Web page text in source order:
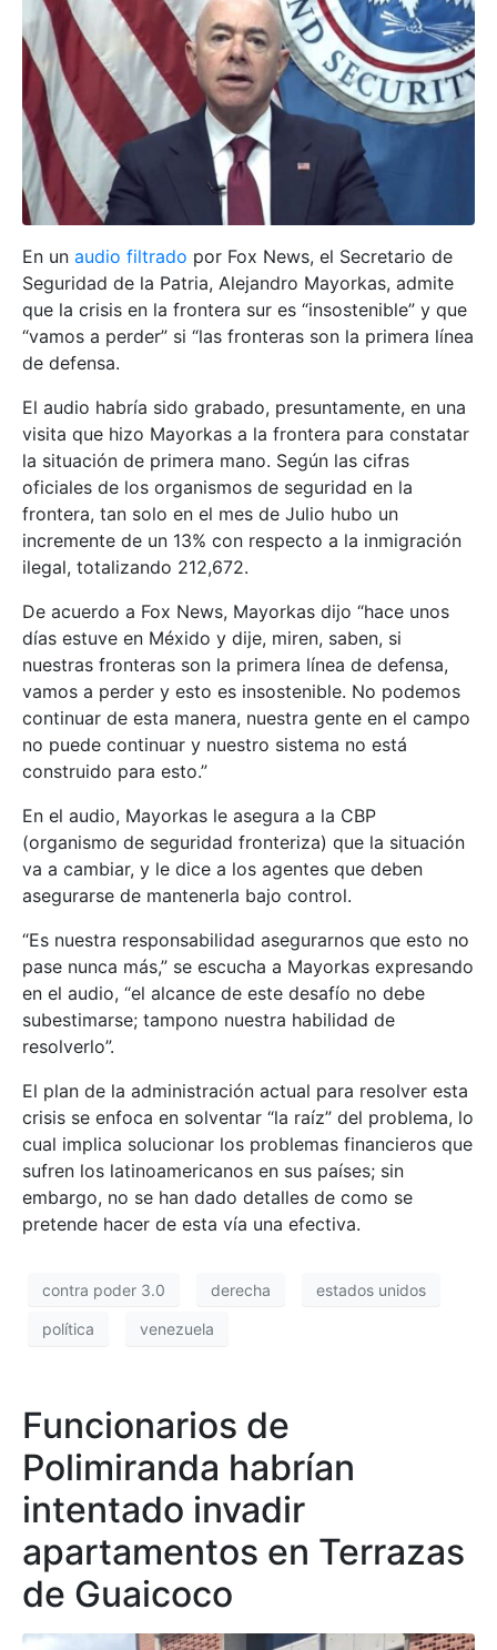
En un audio filtrado por Fox News, el Secretario de
Seguridad de la Patria, Alejandro Mayorkas, admite
que la crisis en la frontera sur es “insostenible” y que
“vamos a perder” si “las fronteras son la primera línea
de defensa.
El audio habría sido grabado, presuntamente, en una
visita que hizo Mayorkas a la frontera para constatar
la situación de primera mano. Según las cifras
oficiales de los organismos de seguridad en la
frontera, tan solo en el mes de Julio hubo un
incremente de un 13% con respecto a la inmigración
ilegal, totalizando 212,672.
De acuerdo a Fox News, Mayorkas dijo “hace unos
días estuve en Méxido y dije, miren, saben, si
nuestras fronteras son la primera línea de defensa,
vamos a perder y esto es insostenible. No podemos
continuar de esta manera, nuestra gente en el campo
no puede continuar y nuestro sistema no está
construido para esto.”
En el audio, Mayorkas le asegura a la CBP
(organismo de seguridad fronteriza) que la situación
va a cambiar, y le dice a los agentes que deben
asegurarse de mantenerla bajo control.
“Es nuestra responsabilidad asegurarnos que esto no
pase nunca más,” se escucha a Mayorkas expresando
en el audio, “el alcance de este desafío no debe
subestimarse; tampono nuestra habilidad de
resolverlo”.
El plan de la administración actual para resolver esta
crisis se enfoca en solventar “la raíz” del problema, lo
cual implica solucionar los problemas financieros que
sufren los latinoamericanos en sus países; sin
embargo, no se han dado detalles de como se
pretende hacer de esta vía una efectiva.
contra poder 3.0 derecha estados unidos
política venezuela
Funcionarios de
Polimiranda habrían
intentado invadir
apartamentos en Terrazas
de Guaicoco